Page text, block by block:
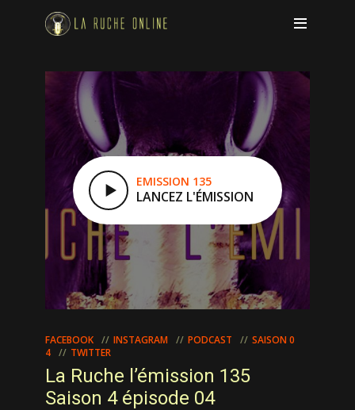
EMISSION 135
LANCEZ L'ÉMISSION
FACEBOOK INSTAGRAM PODCAST
SAISON 0
4
TWITTER
La Ruche l’émission 135
Saison 4 épisode 04